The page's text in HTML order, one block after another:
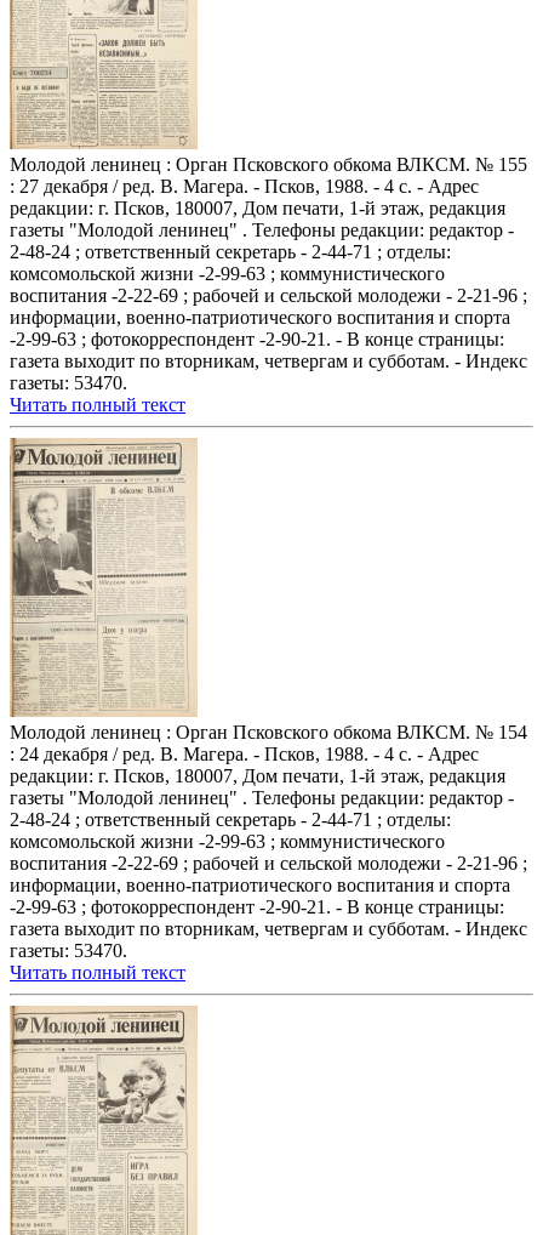
Молодой ленинец : Орган Псковского обкома ВЛКСМ. № 155
: 27 декабря / ред. В. Магера. - Псков, 1988. - 4 с. - Адрес
редакции: г. Псков, 180007, Дом печати, 1-й этаж, редакция
газеты "Молодой ленинец" . Телефоны редакции: редактор -
2-48-24 ; ответственный секретарь - 2-44-71 ; отделы:
комсомольской жизни -2-99-63 ; коммунистического
воспитания -2-22-69 ; рабочей и сельской молодежи - 2-21-96 ;
информации, военно-патриотического воспитания и спорта
-2-99-63 ; фотокорреспондент -2-90-21. - В конце страницы:
газета выходит по вторникам, четвергам и субботам. - Индекс
газеты: 53470.
Читать полный текст
Молодой ленинец : Орган Псковского обкома ВЛКСМ. № 154
: 24 декабря / ред. В. Магера. - Псков, 1988. - 4 с. - Адрес
редакции: г. Псков, 180007, Дом печати, 1-й этаж, редакция
газеты "Молодой ленинец" . Телефоны редакции: редактор -
2-48-24 ; ответственный секретарь - 2-44-71 ; отделы:
комсомольской жизни -2-99-63 ; коммунистического
воспитания -2-22-69 ; рабочей и сельской молодежи - 2-21-96 ;
информации, военно-патриотического воспитания и спорта
-2-99-63 ; фотокорреспондент -2-90-21. - В конце страницы:
газета выходит по вторникам, четвергам и субботам. - Индекс
газеты: 53470.
Читать полный текст